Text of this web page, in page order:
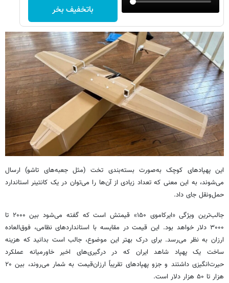
باتخفیف بخر
این پهپادهای کوچک به‌صورت بسته‌بندی تخت (مثل جعبه‌های تاشو) ارسال
می‌شوند، به این معنی که تعداد زیادی از آن‌ها را می‌توان در یک کانتینر استاندارد
حمل‌ونقل جای داد.
جالب‌ترین ویژگی «ایرکاموی ۱۵۰» قیمتش است که گفته می‌شود بین ۲۰۰۰ تا
۳۰۰۰ دلار خواهد بود. این قیمت در مقایسه با استانداردهای نظامی، فوق‌العاده
ارزان به نظر می‌رسد. برای درک بهتر این موضوع، جالب است بدانید که هزینه
ساخت یک پهپاد شاهد ایران که در درگیری‌های اخیر خاورمیانه عملکرد
حیرت‌انگیزی داشتند و جزو پهپادهای تقریباً ارزان‌قیمت به شمار می‌روند، بین ۲۰
هزار تا ۵۰ هزار دلار است.